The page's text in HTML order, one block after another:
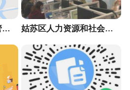
昆山市公安局出入境管理大队 姑苏区人力资源和社会保障局